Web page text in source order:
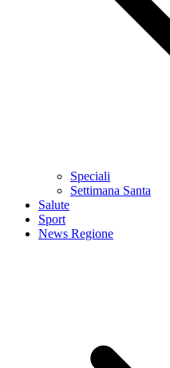
Speciali
Settimana Santa
Salute
Sport
News Regione